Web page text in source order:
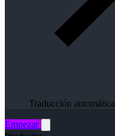
Traducción automática
Empezar